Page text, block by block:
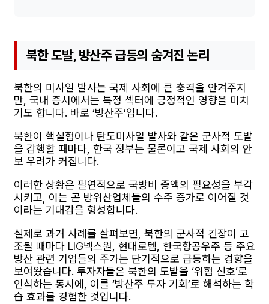
북한 도발, 방산주 급등의 숨겨진 논리
북한의 미사일 발사는 국제 사회에 큰 충격을 안겨주지
만, 국내 증시에서는 특정 섹터에 긍정적인 영향을 미치
기도 합니다. 바로 ‘방산주’입니다.
북한이 핵실험이나 탄도미사일 발사와 같은 군사적 도발
을 감행할 때마다, 한국 정부는 물론이고 국제 사회의 안
보 우려가 커집니다.
이러한 상황은 필연적으로 국방비 증액의 필요성을 부각
시키고, 이는 곧 방위산업체들의 수주 증가로 이어질 것
이라는 기대감을 형성합니다.
실제로 과거 사례를 살펴보면, 북한의 군사적 긴장이 고
조될 때마다 LIG넥스원, 현대로템, 한국항공우주 등 주요
방산 관련 기업들의 주가는 단기적으로 급등하는 경향을
보여왔습니다. 투자자들은 북한의 도발을 ‘위험 신호’로
인식하는 동시에, 이를 ‘방산주 투자 기회’로 해석하는 학
습 효과를 경험한 것입니다.